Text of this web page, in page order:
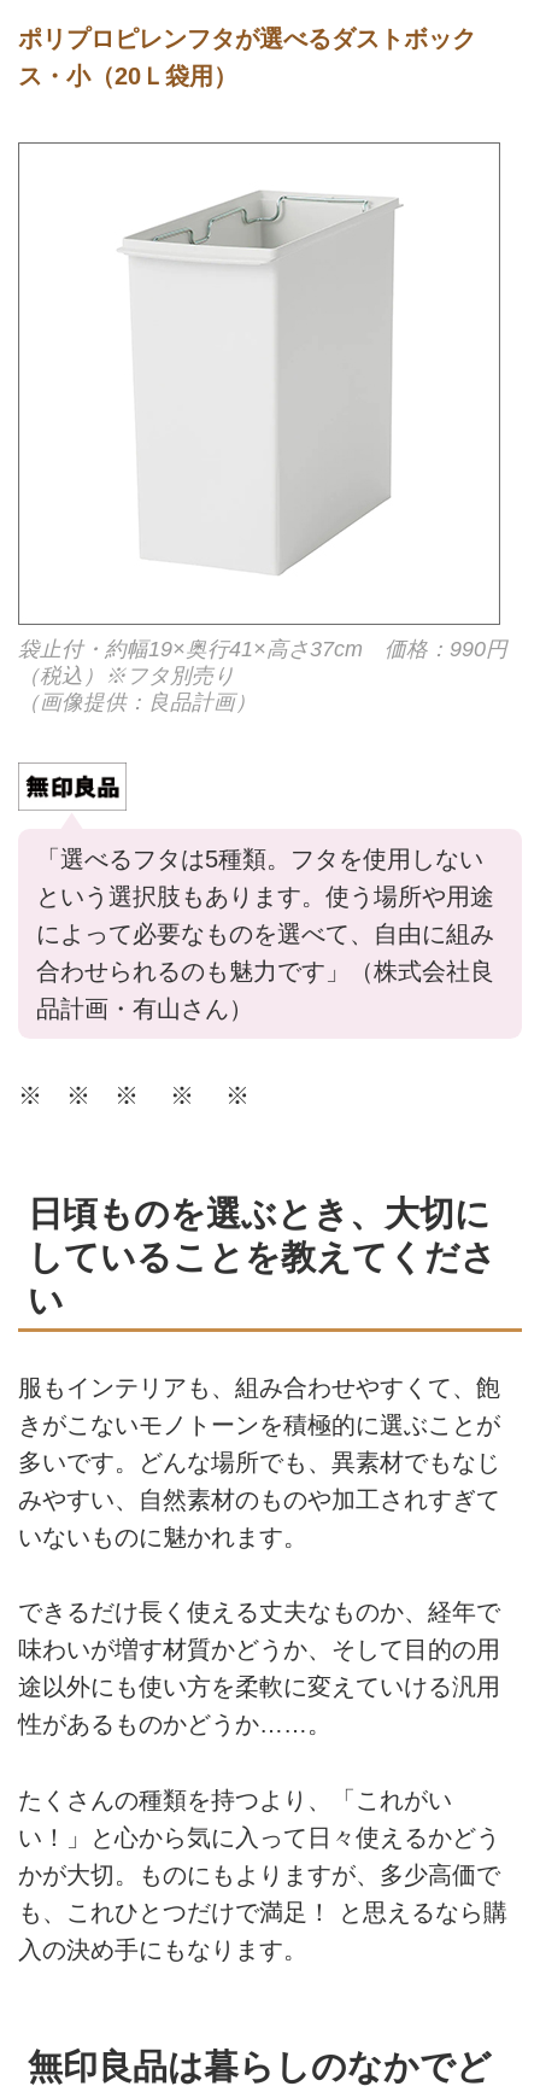
ポリプロピレンフタが選べるダストボック
ス・小（20Ｌ袋用）
袋止付・約幅19×奥行41×高さ37cm 価格：990円
（税込）※フタ別売り
（画像提供：良品計画）
「選べるフタは5種類。フタを使用しない
という選択肢もあります。使う場所や用途
によって必要なものを選べて、自由に組み
合わせられるのも魅力です」（株式会社良
品計画・有山さん）
※ ※ ※ ※ ※
日頃ものを選ぶとき、大切に
していることを教えてくださ
い
服もインテリアも、組み合わせやすくて、飽
きがこないモノトーンを積極的に選ぶことが
多いです。どんな場所でも、異素材でもなじ
みやすい、自然素材のものや加工されすぎて
いないものに魅かれます。
できるだけ長く使える丈夫なものか、経年で
味わいが増す材質かどうか、そして目的の用
途以外にも使い方を柔軟に変えていける汎用
性があるものかどうか……。
たくさんの種類を持つより、「これがい
い！」と心から気に入って日々使えるかどう
かが大切。ものにもよりますが、多少高価で
も、これひとつだけで満足！ と思えるなら購
入の決め手にもなります。
無印良品は暮らしのなかでど